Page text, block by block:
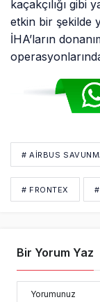
kaçakçılığı gibi
etkin bir şekilde
İHA’ların
# AIRBUS
# FRONTEX
Bir Yorum Yaz
Yorumunuz